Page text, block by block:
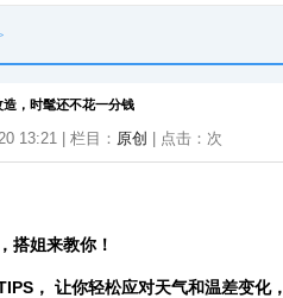
>
，时髦还不花一分钱
13:21 | 栏目： 原创 | 点击： 次
搭姐来教你！
， 让你轻松应对天气和温差变化，